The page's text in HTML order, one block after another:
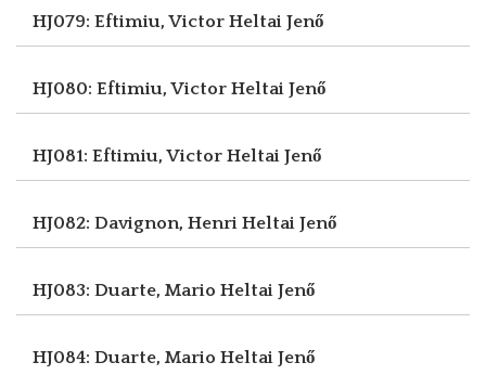
HJ079: Eftimiu, Victor Heltai Jenő
HJ080: Eftimiu, Victor Heltai Jenő
HJ081: Eftimiu, Victor Heltai Jenő
HJ082: Davignon, Henri Heltai Jenő
HJ083: Duarte, Mario Heltai Jenő
HJ084: Duarte, Mario Heltai Jenő